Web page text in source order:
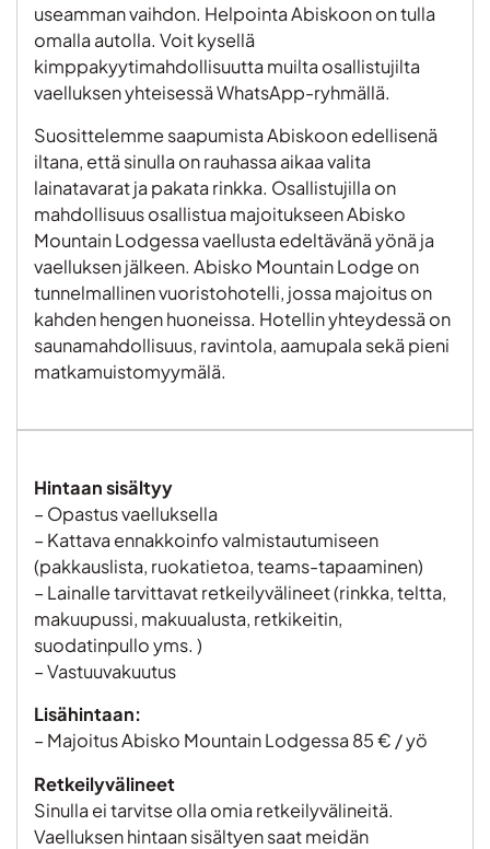
useamman vaihdon. Helpointa Abiskoon on tulla
omalla autolla. Voit kysellä
kimppakyytimahdollisuutta muilta osallistujilta
vaelluksen yhteisessä WhatsApp-ryhmällä.
Suosittelemme saapumista Abiskoon edellisenä
iltana, että sinulla on rauhassa aikaa valita
lainatavarat ja pakata rinkka. Osallistujilla on
mahdollisuus osallistua majoitukseen Abisko
Mountain Lodgessa vaellusta edeltävänä yönä ja
vaelluksen jälkeen. Abisko Mountain Lodge on
tunnelmallinen vuoristohotelli, jossa majoitus on
kahden hengen huoneissa. Hotellin yhteydessä on
saunamahdollisuus, ravintola, aamupala sekä pieni
matkamuistomyymälä.
Hintaan sisältyy
– Opastus vaelluksella
– Kattava ennakkoinfo valmistautumiseen
(pakkauslista, ruokatietoa, teams-tapaaminen)
– Lainalle tarvittavat retkeilyvälineet (rinkka, teltta,
makuupussi, makuualusta, retkikeitin,
suodatinpullo yms. )
– Vastuuvakuutus
Lisähintaan:
– Majoitus Abisko Mountain Lodgessa 85 € / yö
Retkeilyvälineet
Sinulla ei tarvitse olla omia retkeilyvälineitä.
Vaelluksen hintaan sisältyen saat meidän